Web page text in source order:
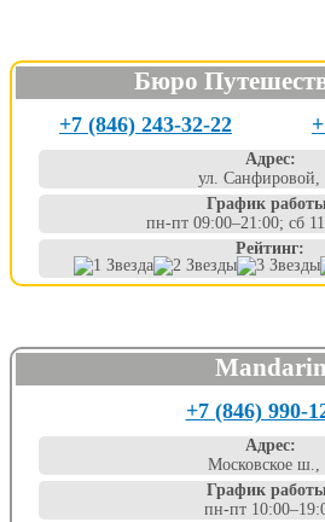
Бюро
+7 (846) 243-32-22
Адрес:
ул. Санфировой,
График
пн-пт 09:00–21:00; сб
Рейтинг:
Mandarin
+7 (846) 990-
Адрес:
Московское ш.,
График
пн-пт